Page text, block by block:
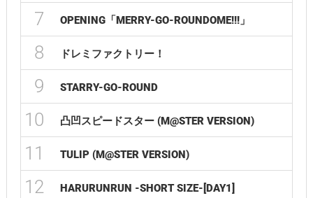
7 OPENING「MERRY-GO-ROUNDOME!!!」
8 ドレミファクトリー！
9 STARRY-GO-ROUND
10 凸凹スピードスター (M@STER VERSION)
11 TULIP (M@STER VERSION)
12 HARURUNRUN -SHORT SIZE-[DAY1]